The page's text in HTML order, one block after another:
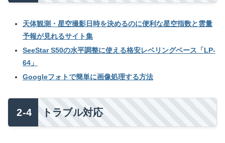
天体観測・星空撮影日時を決めるのに便利な星空指数と雲量
予報が見れるサイト集
SeeStar S50の水平調整に使える格安レベリングベース「LP-
64」
Googleフォトで簡単に画像処理する方法
トラブル対応